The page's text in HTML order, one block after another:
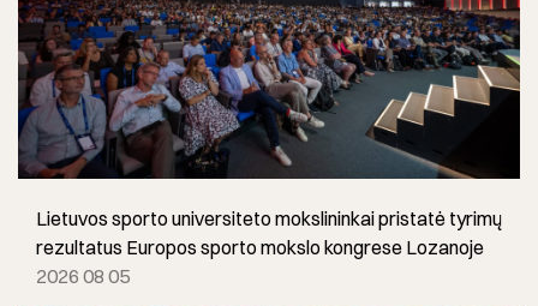
Lietuvos sporto universiteto mokslininkai pristatė tyrimų
rezultatus Europos sporto mokslo kongrese Lozanoje
2026 08 05